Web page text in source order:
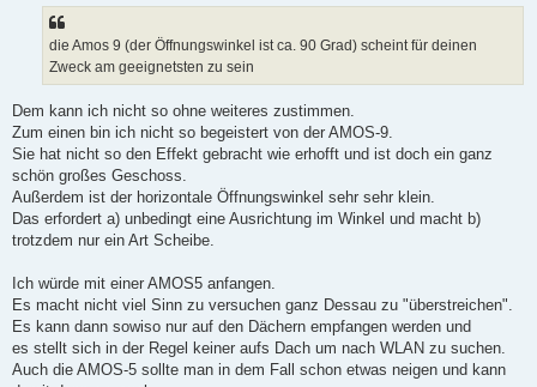
die Amos 9 (der Öffnungswinkel ist ca. 90 Grad) scheint für deinen
Zweck am geeignetsten zu sein
Dem kann ich nicht so ohne weiteres zustimmen.
Zum einen bin ich nicht so begeistert von der AMOS-9.
Sie hat nicht so den Effekt gebracht wie erhofft und ist doch ein ganz
schön großes Geschoss.
Außerdem ist der horizontale Öffnungswinkel sehr sehr klein.
Das erfordert a) unbedingt eine Ausrichtung im Winkel und macht b)
trotzdem nur ein Art Scheibe.
Ich würde mit einer AMOS5 anfangen.
Es macht nicht viel Sinn zu versuchen ganz Dessau zu "überstreichen".
Es kann dann sowiso nur auf den Dächern empfangen werden und
es stellt sich in der Regel keiner aufs Dach um nach WLAN zu suchen.
Auch die AMOS-5 sollte man in dem Fall schon etwas neigen und kann